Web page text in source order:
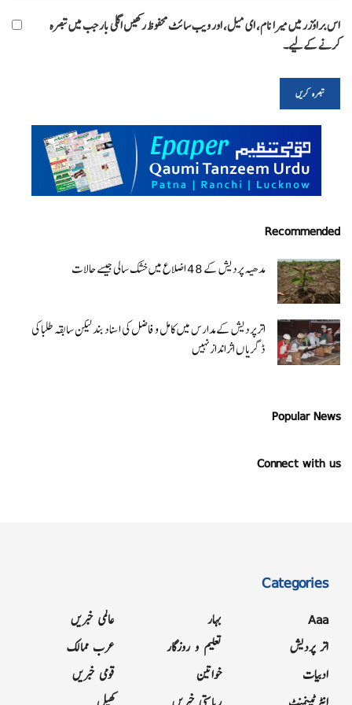
اس براؤزر میں میرا نام، ای میل، اور ویب سائٹ محفوظ رکھیں اگلی بار جب میں تبصرہ
کرنے کےلیے۔
Recommended
مدھیہ پردیش کے 48 اضلاع میں خشک سالی جیسے حالات
اتر پردیش کےمدارس میں کامل و فاضل کی اسناد بند لیکن سابقہ طلبا کی
ڈگریا ں اثرانداز نہیں
Popular News
Connect with us
Categories
Aaa
اتر پردیش
ادبیات
بہار
تعلیم و روزگار
خواتین
عالمی خبریں
عرب ممالک
قومی خبریں